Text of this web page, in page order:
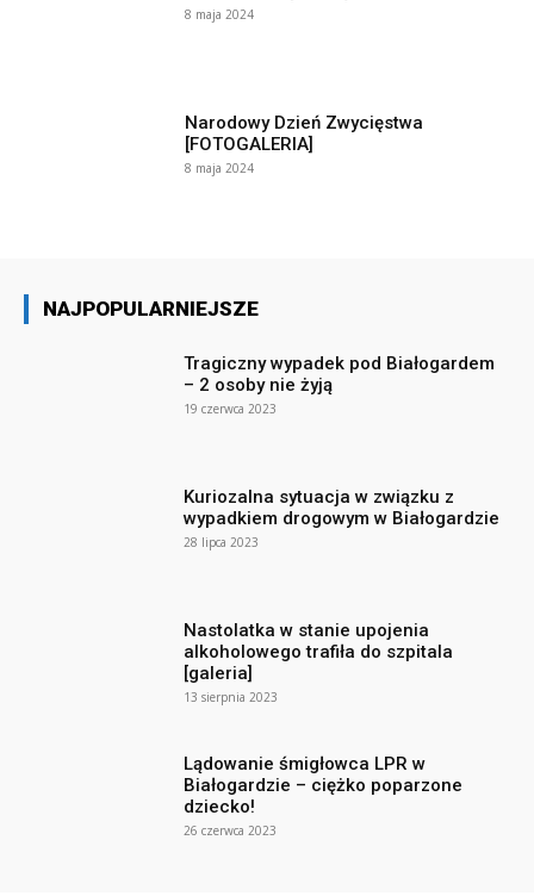
8 maja 2024
Narodowy Dzień Zwycięstwa
[FOTOGALERIA]
8 maja 2024
NAJPOPULARNIEJSZE
Tragiczny wypadek pod Białogardem
– 2 osoby nie żyją
19 czerwca 2023
Kuriozalna sytuacja w związku z
wypadkiem drogowym w Białogardzie
28 lipca 2023
Nastolatka w stanie upojenia
alkoholowego trafiła do szpitala
[galeria]
13 sierpnia 2023
Lądowanie śmigłowca LPR w
Białogardzie – ciężko poparzone
dziecko!
26 czerwca 2023